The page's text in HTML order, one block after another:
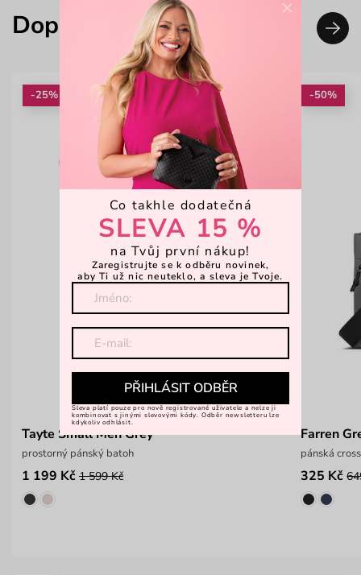
Doplň svůj look
-25%
Tayte Small Men Grey
prostorný pánský batoh
1 199 Kč 1 599 Kč
-50%
Farren
pánská
325 Kč
×
Co takhle dodatečná
SLEVA 15 %
na Tvůj první nákup!
Zaregistrujte se k odběru novinek,
aby Ti už nic neuteklo, a sleva je Tvoje.
PŘIHLÁSIT ODBĚR
Sleva platí pouze pro nově registrované uživatele a nelze ji
kombinovat s jinými slevovými kódy. Odběr newsletteru lze
kdykoliv odhlásit.